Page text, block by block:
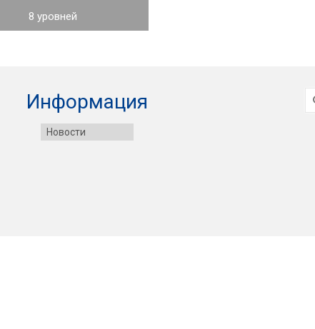
8 уровней
Информация
Новости